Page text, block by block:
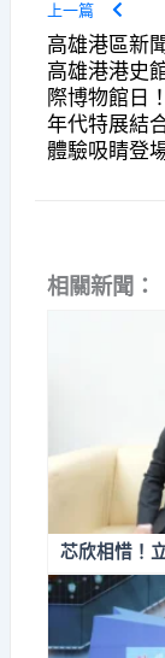
上一篇
高雄港區新
高雄港港史
際博物館日
年代特展結
體驗吸睛登
相關新聞：
芯欣相惜！